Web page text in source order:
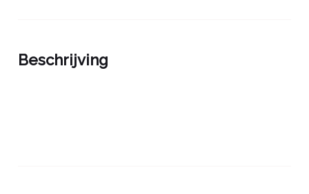
Beschrijving